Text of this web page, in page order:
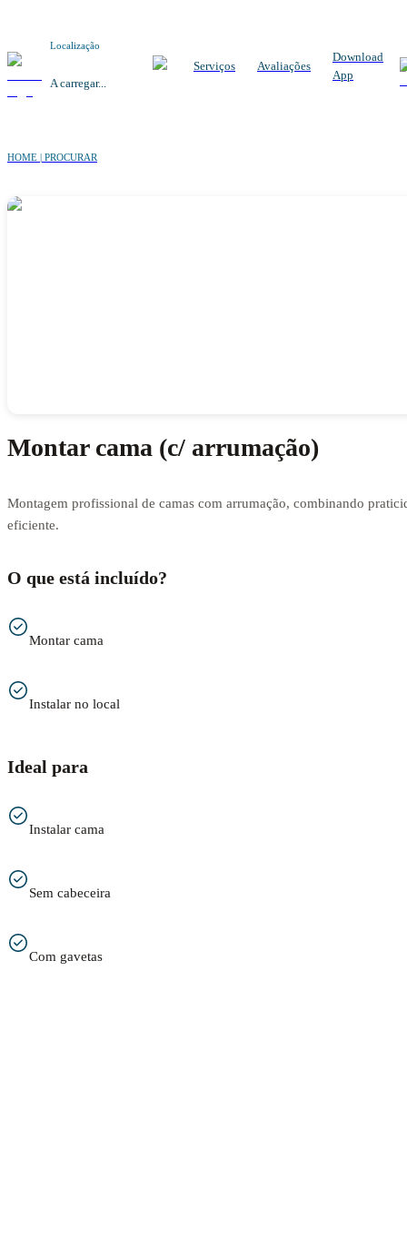
Localização
A carregar...
Serviços Avaliações
Download
App
HOME | PROCURAR
Montar cama (c/ arrumação)
Montagem profissional de camas com arrumação, combinando
eficiente.
O que está incluído?
Montar cama
Instalar no local
Ideal para
Instalar cama
Sem cabeceira
Com gavetas